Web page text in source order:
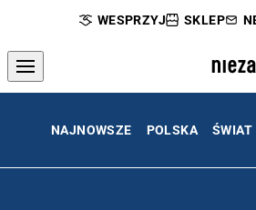
WESPRZYJ SKLEP
NAJNOWSZE POLSKA ŚWIAT